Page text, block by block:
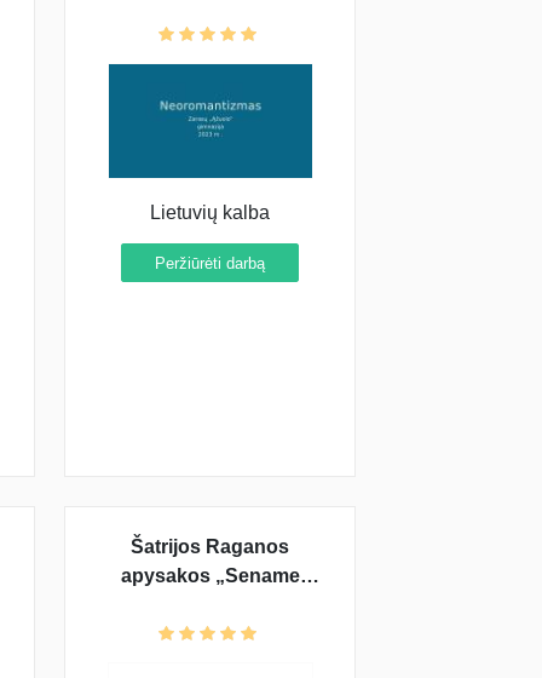
Lietuvių kalba
Peržiūrėti darbą
Šatrijos Raganos
apysakos „Sename